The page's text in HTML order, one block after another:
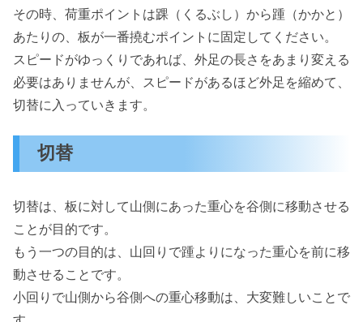
その時、荷重ポイントは踝（くるぶし）から踵（かかと）
あたりの、板が一番撓むポイントに固定してください。
スピードがゆっくりであれば、外足の長さをあまり変える
必要はありませんが、スピードがあるほど外足を縮めて、
切替に入っていきます。
切替
切替は、板に対して山側にあった重心を谷側に移動させる
ことが目的です。
もう一つの目的は、山回りで踵よりになった重心を前に移
動させることです。
小回りで山側から谷側への重心移動は、大変難しいことで